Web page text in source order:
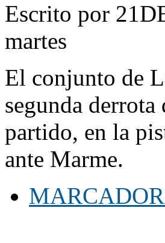
Escrito por
martes
El conjunto de
segunda
partido, en la
ante Marme.